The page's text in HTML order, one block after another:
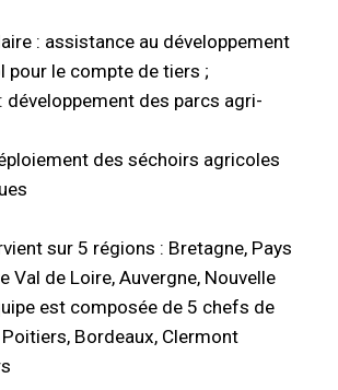
: assistance au développement
pour le compte de tiers ;
développement des parcs agri-
des séchoirs agricoles
sur 5 régions : Bretagne, Pays
Val de Loire, Auvergne, Nouvelle
est composée de 5 chefs de
Bordeaux, Clermont